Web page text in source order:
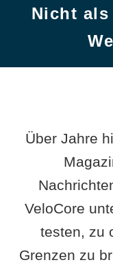
Nicht als
Über Jahre
VeloCore
testen, zu
Grenzen zu